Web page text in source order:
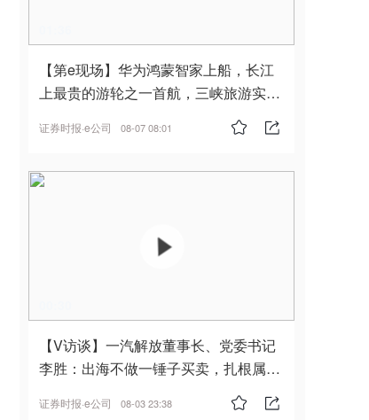
【第e现场】华为鸿蒙智家上船，长江
上最贵的游轮之一首航，三峡旅游实
证券时报·e公司 08-07 08:01
【V访谈】一汽解放董事长、党委书记
李胜：出海不做一锤子买卖，扎根属
证券时报·e公司 08-03 23:38